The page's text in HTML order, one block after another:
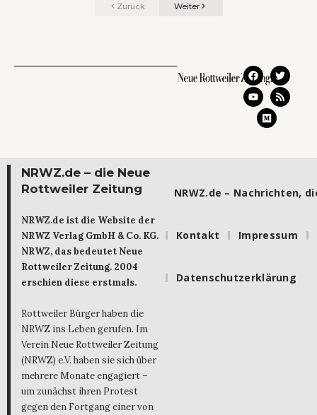
Zurück Weiter
NRWZ.de – die Neue
Rottweiler Zeitung
NRWZ.de ist die Website der
NRWZ Verlag GmbH & Co. KG.
NRWZ, das bedeutet Neue
Rottweiler Zeitung. 2004
erschien diese erstmals.
Rottweiler Bürger haben die
NRWZ ins Leben gerufen. Im
Verein Neue Rottweiler Zeitung
(NRWZ) e.V. haben sie sich über
mehrere Monate engagiert –
um zunächst ihren Protest
gegen den Fortgang einer von
NRWZ.de – Nachrichten,
Kontakt Impressum
Datenschutzerklärung